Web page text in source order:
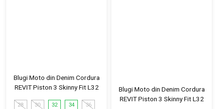
Blugi Moto din Denim Cordura
REVIT Piston 3 Skinny Fit L32
28 30 32 34 36
Blugi Moto din Denim Cordura
REVIT Piston 3 Skinny Fit L32